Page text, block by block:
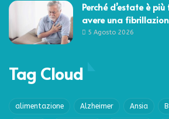
Perché d’estate è
avere una
5 Agosto 2026
Tag Cloud
alimentazione Alzheimer Ansia